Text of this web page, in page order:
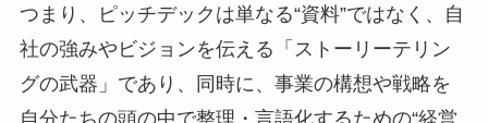
つまり、ピッチデックは単なる“資料”ではなく、自
社の強みやビジョンを伝える「ストーリーテリン
グの武器」であり、同時に、事業の構想や戦略を